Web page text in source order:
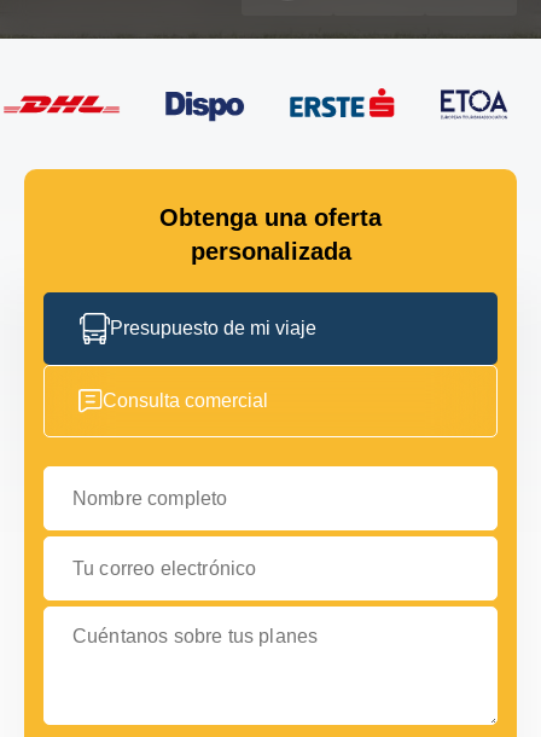
Obtenga una oferta
personalizada
Presupuesto de mi viaje
Consulta comercial
Nombre completo
Tu correo electrónico
Cuéntanos sobre tus planes